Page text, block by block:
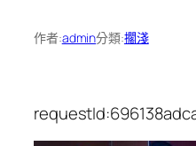
作者:admin分類:擱淺